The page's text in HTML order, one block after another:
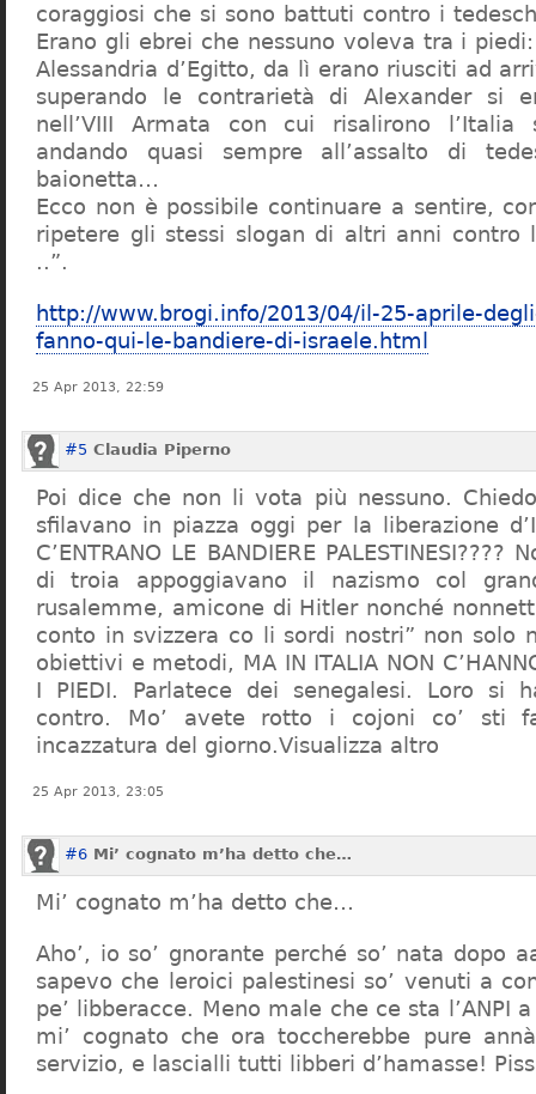
coraggiosi che si sono battuti contro i
Erano gli ebrei che nessuno voleva tra i
Alessandria d’Egitto, da lì erano riusciti ad
superando le contrarietà di Alexander si
nell’VIII Armata con cui risalirono l’Italia
andando quasi sempre all’assalto di
baionetta…
Ecco non è possibile continuare a sentire,
ripetere gli stessi slogan di altri anni contro
..”.
http://www.brogi.info/2013/04/il-25-aprile-
fanno-qui-le-bandiere-di-israele.html
25 Apr 2013, 22:59
#5 Claudia Piperno
Poi dice che non li vota più nessuno.
sfilavano in piazza oggi per la liberazione
C’ENTRANO LE BANDIERE
di troia appoggiavano il nazismo col
rusalemme, amicone di Hitler nonché
conto in svizzera co li sordi nostri” non solo
obiettivi e metodi, MA IN ITALIA NON
I PIEDI. Parlatece dei senegalesi. Loro si
contro. Mo’ avete rotto i cojoni co’ sti
incazzatura del giorno.Visualizza altro
25 Apr 2013, 23:05
#6 Mi’ cognato m’ha detto che…
Mi’ cognato m’ha detto che…
Aho’, io so’ gnorante perché so’ nata dopo
sapevo che leroici palestinesi so’ venuti a
pe’ libberacce. Meno male che ce sta l’ANPI
mi’ cognato che ora toccherebbe pure
servizio, e lascialli tutti libberi d’hamasse!